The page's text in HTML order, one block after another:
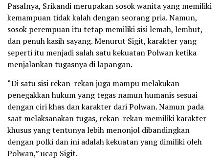
Pasalnya, Srikandi merupakan sosok wanita yang memiliki
kemampuan tidak kalah dengan seorang pria. Namun,
sosok perempuan itu tetap memiliki sisi lemah, lembut,
dan penuh kasih sayang. Menurut Sigit, karakter yang
seperti itu menjadi salah satu kekuatan Polwan ketika
menjalankan tugasnya di lapangan.
“Di satu sisi rekan-rekan juga mampu melakukan
penegakkan hukum yang tegas namun humanis sesuai
dengan ciri khas dan karakter dari Polwan. Namun pada
saat melaksanakan tugas, rekan-rekan memiliki karakter
khusus yang tentunya lebih menonjol dibandingkan
dengan polki dan ini adalah kekuatan yang dimiliki oleh
Polwan,” ucap Sigit.